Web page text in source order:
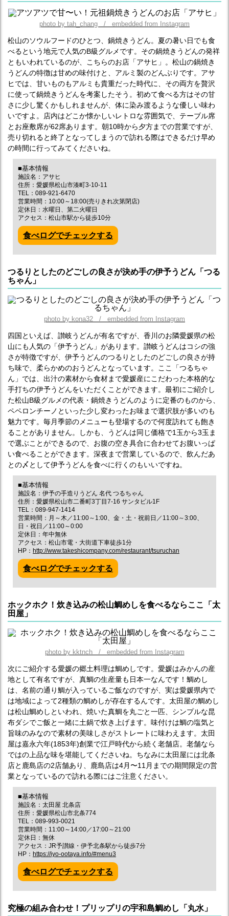
photo by tah_chang / embedded from Instagram
松山のソウルフードのひとつ、鍋焼きうどん。夏の暑い日でも食
べるという地元で人気のB級グルメです。その鍋焼きうどんの発祥
ともいわれているのが、こちらのお店「アサヒ」。松山の鍋焼き
うどんの特徴は甘めの味付けと、アルミ製のどんぶりです。アサ
ヒでは、甘いものもアルミも貴重だった時代に、その両方を贅沢
に使って鍋焼きうどんを考案したそう。初めて食べる方はその甘
さに少し驚くかもしれませんが、体に染み渡るような優しい味わ
いですよ。店内はどこか懐かしいレトロな雰囲気で、テーブル席
とお座敷席が62席あります。朝10時から夕方までの営業ですが、
売り切れると終了となってしまうので訪れる際はできるだけ早め
の時間に行ってみてくださいね。
■基本情報
施設名：アサヒ
住所：愛媛県松山市湊町3-10-11
TEL：089-921-6470
営業時間：10:00～18:00(売りきれ次第閉店)
定休日：水曜日、第二火曜日
アクセス：松山市駅から徒歩10分
食べログでチェックする
つるりとしたのどごしの良さが決め手の伊予うどん「つる
ちゃん」
photo by kona32 / embedded from Instagram
四国といえば、讃岐うどんが有名ですが、香川のお隣愛媛県の松
山にも人気の「伊予うどん」があります。讃岐うどんはコシの強
さが特徴ですが、伊予うどんのつるりとしたのどごしの良さが持
ち味で、柔らかめのおうどんとなっています。ここ「つるちゃ
ん」では、出汁の素材から食材まで愛媛産にこだわった本格的な
手打ちの伊予うどんをいただくことができます。最初にご紹介し
た松山B級グルメの代表・鍋焼きうどんのように定番のものから、
ペペロンチーノといった少し変わったお味まで選択肢が多いのも
魅力です。毎月季節のメニューも登場するので何度訪れても飽き
ることがありません。しかも、うどんは同じ価格で1玉から3玉ま
で選ぶことができるので、お腹の空き具合に合わせてお腹いっぱ
い食べることができます。深夜まで営業しているので、飲んだあ
との〆として伊予うどんを食べに行くのもいいですね。
■基本情報
施設名：伊予の手造りうどん 名代 つるちゃん
住所：愛媛県松山市二番町3丁目7-16 サンタビル1F
TEL：089-947-1414
営業時間：月～木／11:00～1:00、金・土・祝前日／11:00～3:00、
日・祝日／11:00～0:00
定休日：年中無休
アクセス：松山市電・大街道下車徒歩1分
HP： http://www.takeshicompany.com/restaurant/tsuruchan
食べログでチェックする
ホックホク！炊き込みの松山鯛めしを食べるならここ「太
田屋」
photo by kktnch / embedded from Instagram
次にご紹介する愛媛の郷土料理は鯛めしです。愛媛はみかんの産
地として有名ですが、真鯛の生産量も日本一なんです！鯛めし
は、名前の通り鯛が入っているご飯なのですが、実は愛媛県内で
は地域によって2種類の鯛めしが存在するんです。太田屋の鯛めし
は松山鯛めしといわれ、焼いた真鯛を丸ごと一匹、シンプルな昆
布ダシでご飯と一緒に土鍋で炊き上げます。味付けは鯛の塩気と
旨味のみなので素材の美味しさがストレートに味わえます。太田
屋は嘉永六年(1853年)創業で江戸時代から続く老舗店。老舗なら
ではの上品な味を堪能してくださいね。ちなみに太田屋には北条
店と鹿島店の2店舗あり、鹿島店は4月〜11月までの期間限定の営
業となっているので訪れる際にはご注意ください。
■基本情報
施設名：太田屋 北条店
住所：愛媛県松山市北条774
TEL：089-993-0021
営業時間：11:00～14:00／17:00～21:00
定休日：無休
アクセス：JR予讃線・伊予北条駅から徒歩7分
HP： https://iyo-ootaya.info/#menu3
食べログでチェックする
究極の組み合わせ！プリップリの宇和島鯛めし「丸水」